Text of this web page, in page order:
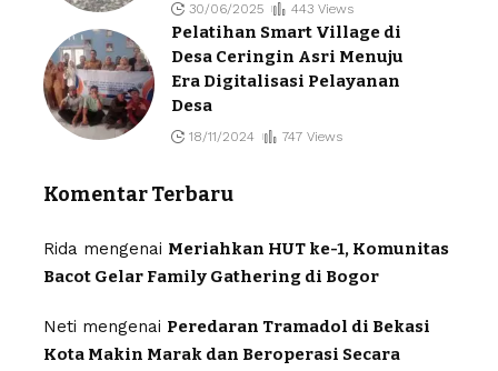
30/06/2025 443 Views
Pelatihan Smart Village di
Desa Ceringin Asri Menuju
Era Digitalisasi Pelayanan
Desa
18/11/2024 747 Views
Komentar Terbaru
Rida mengenai Meriahkan HUT ke-1, Komunitas
Bacot Gelar Family Gathering di Bogor
Neti mengenai Peredaran Tramadol di Bekasi
Kota Makin Marak dan Beroperasi Secara